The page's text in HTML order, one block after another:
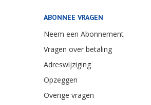
ABONNEE VRAGEN
Neem een Abonnement
Vragen over betaling
Adreswijziging
Opzeggen
Overige vragen